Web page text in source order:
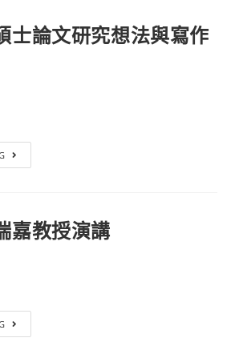
士論文研究想法與寫作
嘉教授演講